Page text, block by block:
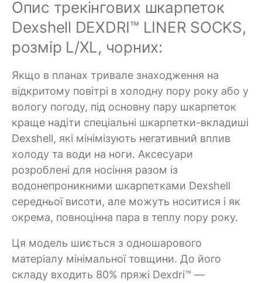
Опис трекінгових шкарпеток
Dexshell DEXDRI™ LINER SOCKS,
розмір L/XL, чорних:
Якщо в планах тривале знаходження на
відкритому повітрі в холодну пору року або у
вологу погоду, під основну пару шкарпеток
краще надіти спеціальні шкарпетки-вкладиші
Dexshell, які мінімізують негативний вплив
холоду та води на ноги. Аксесуари
розроблені для носіння разом із
водонепроникними шкарпетками Dexshell
середньої висоти, але можуть носитися і як
окрема, повноцінна пара в теплу пору року.
Ця модель шиється з одношарового
матеріалу мінімальної товщини. До його
складу входить 80% пряжі Dexdri™ —